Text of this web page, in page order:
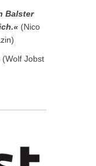
Balster
(Nico
(Wolf Jobst